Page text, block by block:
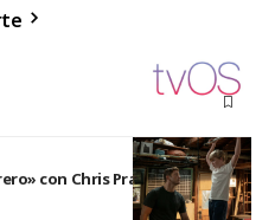
con Chris Pratt